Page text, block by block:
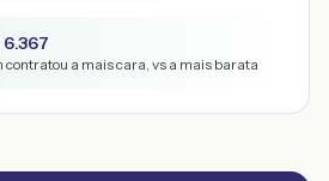
6.367
contratou a mais cara, vs a mais barata